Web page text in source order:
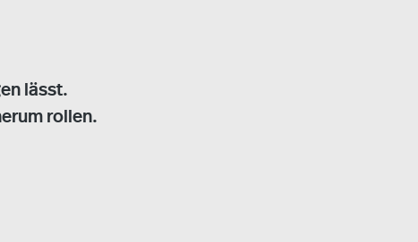
lässt.
rollen.